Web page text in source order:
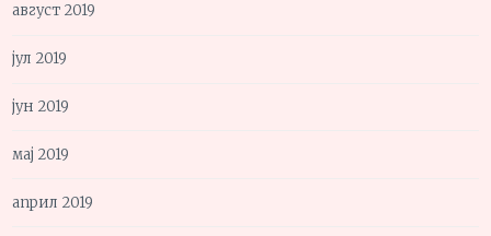
август 2019
јул 2019
јун 2019
мај 2019
април 2019